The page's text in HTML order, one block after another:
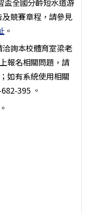
競賽章程，請參見
。
詢本校體育室梁老
報名相關問題，請
如有系統使用相關
395 。